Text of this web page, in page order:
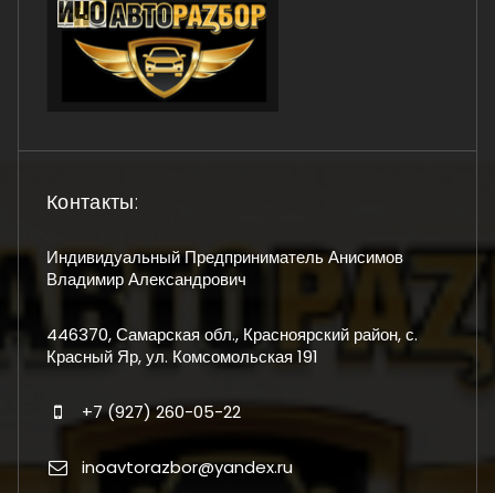
Контакты:
Индивидуальный Предприниматель Анисимов
Владимир Александрович
446370, Самарская обл., Красноярский район, с.
Красный Яр, ул. Комсомольская 191
+7 (927) 260-05-22
inoavtorazbor@yandex.ru